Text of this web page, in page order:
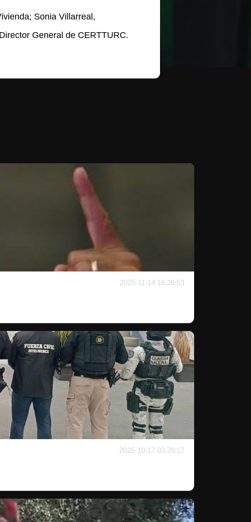
Sonia Villarreal,
General de CERTTURC.
2025-11-14 16:26:53
2025-10-17 03:39:17